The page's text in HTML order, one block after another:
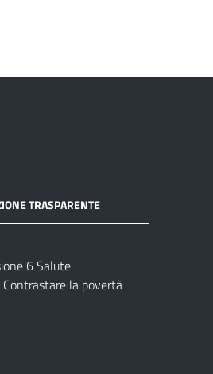
TRASPARENTE
6 Salute
Contrastare la povertà